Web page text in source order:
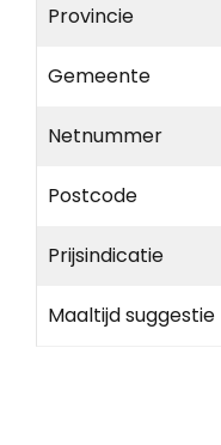
Provincie
Gemeente
Netnummer
Postcode
Prijsindicatie
Maaltijd suggestie